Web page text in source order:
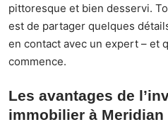
pittoresque et bien desservi.
est de partager quelques
en contact avec un expert – et
commence.
Les avantages de
immobilier à Meridian